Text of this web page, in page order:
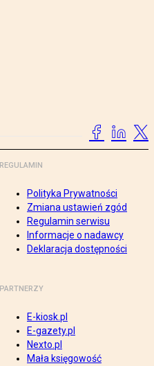
REGULAMIN
Polityka Prywatności
Zmiana ustawień zgód
Regulamin serwisu
Informacje o nadawcy
Deklaracja dostępności
PARTNERZY
E-kiosk.pl
E-gazety.pl
Nexto.pl
Mała księgowość